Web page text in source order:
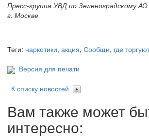
Пресс-группа УВД по Зеленоградскому
г. Москве
Теги: наркотики, акция, Сообщи, где
Версия для печати
К списку новостей
Вам также может
интересно: